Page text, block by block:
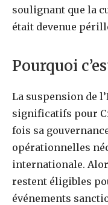
soulignant que la
était devenue
Pourquoi
La suspension de
significatifs pour
fois sa
opérationnelles
internationale.
restent éligibles
événements